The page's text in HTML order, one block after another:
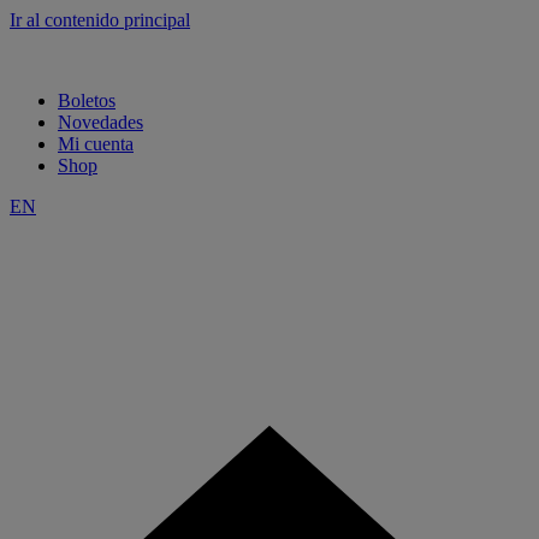
Ir al contenido principal
Boletos
Novedades
Mi cuenta
Shop
EN